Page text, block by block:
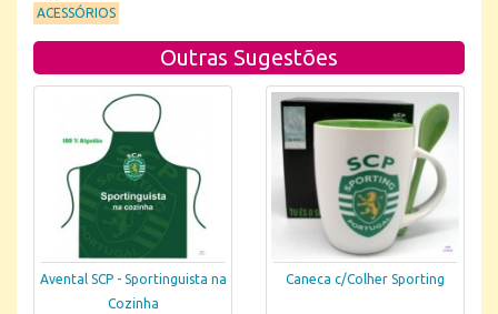
ACESSÓRIOS
Outras Sugestões
Avental SCP - Sportinguista na
Cozinha
Caneca c/Colher Sporting